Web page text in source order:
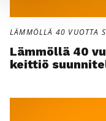
LÄMMÖLLÄ 40 VUOTTA
Läm­möl­lä 40
keit­tiö